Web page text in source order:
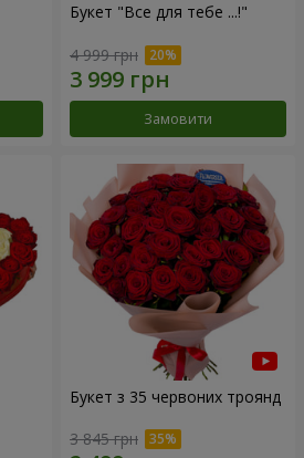
Букет "Все для тебе ...!"
4 999 грн
Замовити
Букет з 35 червоних троянд
3 845 грн